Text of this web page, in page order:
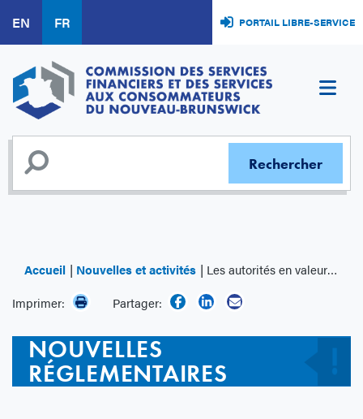
au
contenu
principal
EN FR PORTAIL LIBRE-SERVICE
Accueil Nouvelles et activités
Les autorités en valeurs mobilières du Canada publient des modifications relatives aux fonds d’investissement qui investissent dans des cryptoactifs
Imprimer:
Partager:
NOUVELLES
RÉGLEMENTAIRES